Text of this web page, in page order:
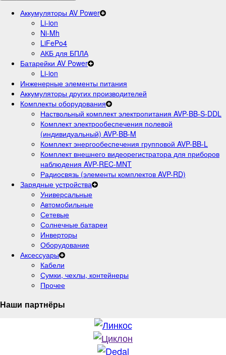
Аккумуляторы AV Power
Li-ion
Ni-Mh
LiFePo4
АКБ для БПЛА
Батарейки AV Power
Li-ion
Инженерные элементы питания
Аккумуляторы других производителей
Комплекты оборудования
Наствольный комплект электропитания AVP-BB-S-DDL
Комплект электрообеспечения полевой
(индивидуальный) AVP-BB-M
Комплект энергообеспечения групповой AVP-BB-L
Комплект внешнего видеорегистратора для приборов
наблюдения AVP-REC-MNT
Радиосвязь (элементы комплектов AVP-RD)
Зарядные устройства
Универсальные
Автомобильные
Сетевые
Солнечные батареи
Инверторы
Оборудование
Аксессуары
Кабели
Сумки, чехлы, контейнеры
Прочее
Наши партнёры